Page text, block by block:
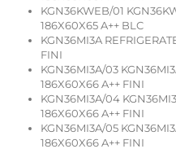
KGN36KWEB/01
186X60X65 A++ BLC
KGN36MI3A
FINI
KGN36MI3A/03
186X60X66 A++ FINI
KGN36MI3A/04
186X60X66 A++ FINI
KGN36MI3A/05
186X60X66 A++ FINI